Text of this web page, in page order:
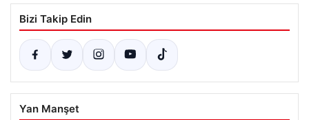
Bizi Takip Edin
Yan Manşet